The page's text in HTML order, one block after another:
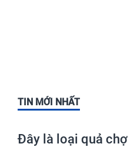
TIN MỚI NHẤT
Đây là loại quả chợ